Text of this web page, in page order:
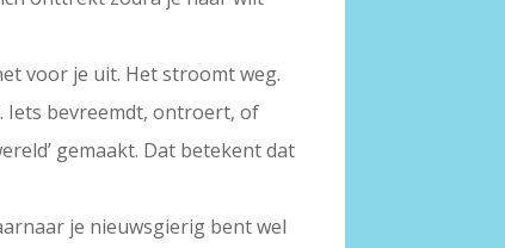
voor je uit. Het stroomt weg.
Iets bevreemdt, ontroert, of
gemaakt. Dat betekent dat
je nieuwsgierig bent wel